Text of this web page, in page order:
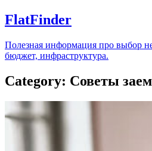
FlatFinder
Полезная информация про выбор
бюджет, инфраструктура.
Category: Советы